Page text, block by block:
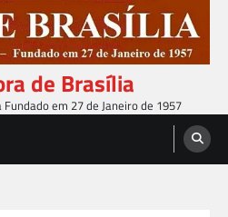
de Brasília
em 27 de Janeiro de 1957